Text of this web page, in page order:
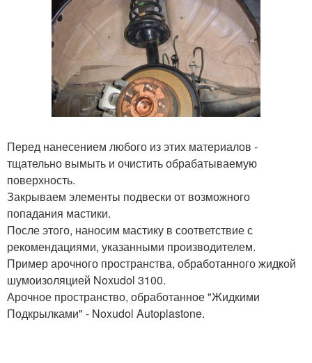
Перед нанесением любого из этих материалов -
тщательно вымыть и очистить обрабатываемую
поверхность.
Закрываем элементы подвески от возможного
попадания мастики.
После этого, наносим мастику в соответствие с
рекомендациями, указанными производителем.
Пример арочного пространства, обработанного жидкой
шумоизоляцией Noxudol 3100.
Арочное пространство, обработанное "Жидкими
Подкрылками" - Noxudol Autoplastone.